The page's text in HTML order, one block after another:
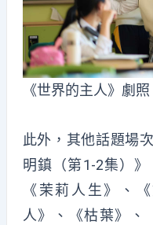
《世界的主人》劇
此外，其他話題場
明鎮（第1-2集）
《茉莉人生》、
人》、《枯葉》、